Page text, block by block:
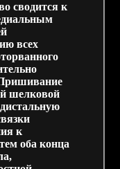
сводится к
всех
шелковой
к
оба конца